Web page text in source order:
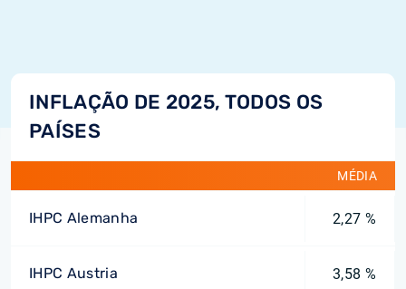
INFLAÇÃO DE 2025, TODOS OS
PAÍSES
MÉDIA
IHPC Alemanha 2,27 %
IHPC Austria 3,58 %